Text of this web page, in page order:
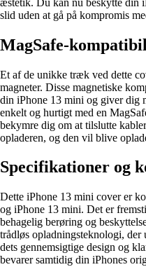
slid uden at gå på kompromis
MagSafe-
Et af de unikke træk ved dette
magneter. Disse magnetiske
din iPhone 13 mini og giver dig
enkelt og hurtigt med en
bekymre dig om at tilslutte
opladeren, og den vil blive
Specifikationer og
Dette iPhone 13 mini cover er
og iPhone 13 mini. Det er
behagelig berøring og
trådløs opladningsteknologi,
dets gennemsigtige design og
bevarer samtidig din iPhones